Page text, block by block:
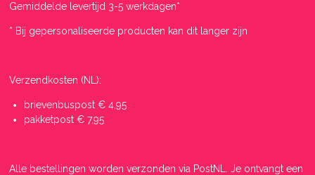
Gemiddelde levertijd 3-5 werkdagen*
* Bij gepersonaliseerde producten kan dit langer zijn
Verzendkosten (NL):
brievenbuspost € 4,95
pakketpost € 7,95
Alle bestellingen worden verzonden via PostNL. Je ontvangt een